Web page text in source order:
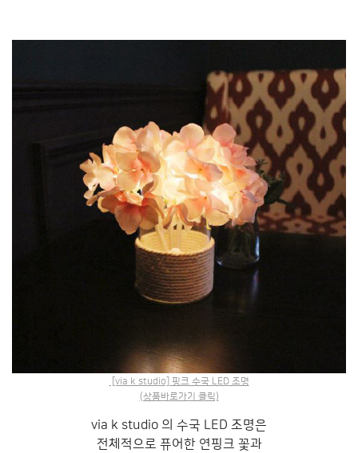
[via k studio] 핑크 수국 LED 조명
(상품바로가기 클릭)
via k studio 의 수국 LED 조명은
전체적으로 퓨어한 연핑크 꽃과